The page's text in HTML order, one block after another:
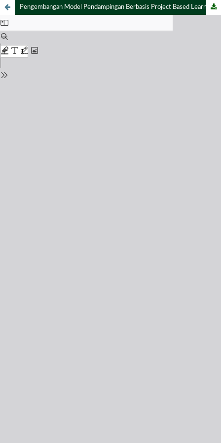
Pengembangan Model Pendampingan Berbasis Project Based Learning Untuk Meningkatkan Kualitas Pembelajaran Bahasa Inggris Di SDN 15 Padang Genting